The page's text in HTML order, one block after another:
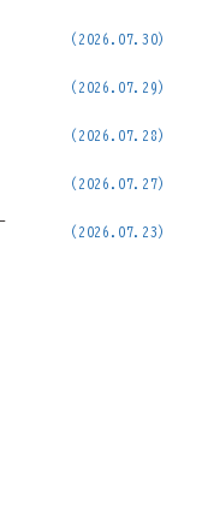
(2026.07.30)
(2026.07.29)
(2026.07.28)
(2026.07.27)
(2026.07.23)